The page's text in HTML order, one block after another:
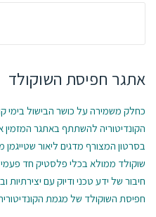
אתגר חפיסת השוקולד
כחלק משמירה על כושר הבישול בימי
הקונדיטוריה להשתתף באתגר המזמין
בסרטון המצורף מדגים ליאור
שוקולד ממולא בכלי פלסטיק חד
חיבור של ידע טכני ודיוק עם
חפיסת השוקולד של מגמת הקונדיטוריה